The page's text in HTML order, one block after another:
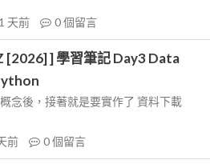
1 天前 0個留言
[2026] ] 學習筆記 Day3 Data
念後，接著就是要實作了 資料下載
前 0個留言